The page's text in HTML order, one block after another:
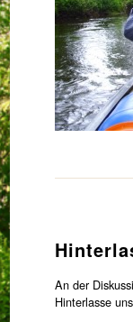
An der
Hinterlasse